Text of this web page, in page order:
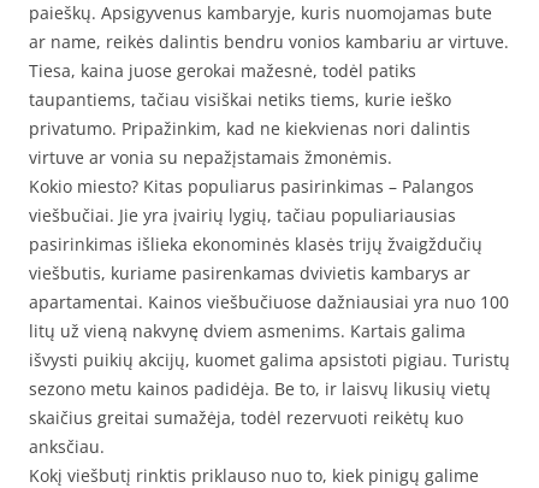
paieškų. Apsigyvenus kambaryje, kuris nuomojamas bute
ar name, reikės dalintis bendru vonios kambariu ar virtuve.
Tiesa, kaina juose gerokai mažesnė, todėl patiks
taupantiems, tačiau visiškai netiks tiems, kurie ieško
privatumo. Pripažinkim, kad ne kiekvienas nori dalintis
virtuve ar vonia su nepažįstamais žmonėmis.
Kokio miesto? Kitas populiarus pasirinkimas – Palangos
viešbučiai. Jie yra įvairių lygių, tačiau populiariausias
pasirinkimas išlieka ekonominės klasės trijų žvaigždučių
viešbutis, kuriame pasirenkamas dvivietis kambarys ar
apartamentai. Kainos viešbučiuose dažniausiai yra nuo 100
litų už vieną nakvynę dviem asmenims. Kartais galima
išvysti puikių akcijų, kuomet galima apsistoti pigiau. Turistų
sezono metu kainos padidėja. Be to, ir laisvų likusių vietų
skaičius greitai sumažėja, todėl rezervuoti reikėtų kuo
anksčiau.
Kokį viešbutį rinktis priklauso nuo to, kiek pinigų galime